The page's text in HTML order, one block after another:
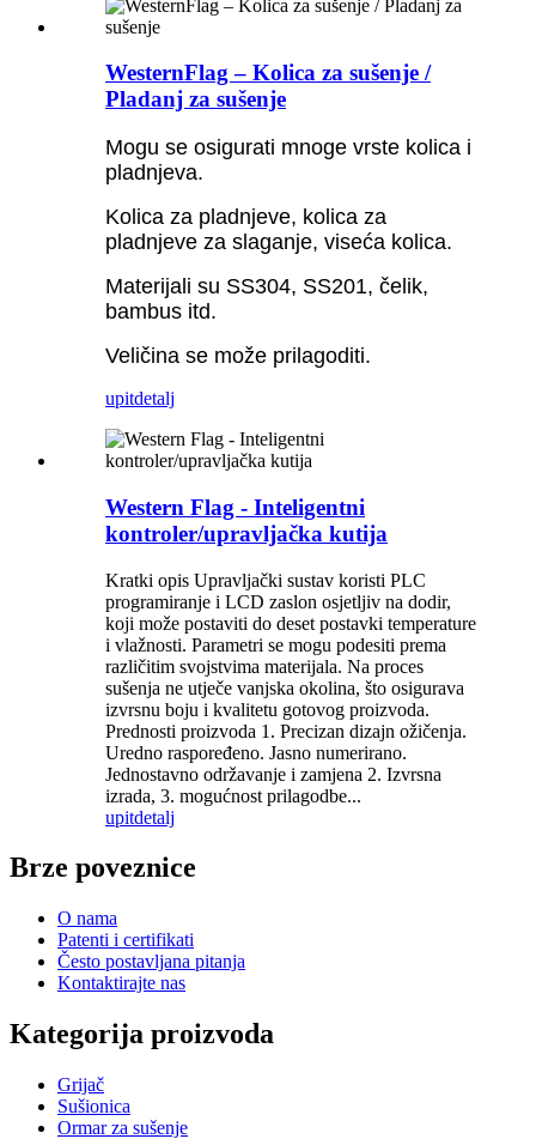
WesternFlag – Kolica za sušenje /
Pladanj za sušenje
Mogu se osigurati mnoge vrste kolica i
pladnjeva.
Kolica za pladnjeve, kolica za
pladnjeve za slaganje, viseća kolica.
Materijali su SS304, SS201, čelik,
bambus itd.
Veličina se može prilagoditi.
upitdetalj
Western Flag - Inteligentni
kontroler/upravljačka kutija
Kratki opis Upravljački sustav koristi PLC
programiranje i LCD zaslon osjetljiv na dodir,
koji može postaviti do deset postavki temperature
i vlažnosti. Parametri se mogu podesiti prema
različitim svojstvima materijala. Na proces
sušenja ne utječe vanjska okolina, što osigurava
izvrsnu boju i kvalitetu gotovog proizvoda.
Prednosti proizvoda 1. Precizan dizajn ožičenja.
Uredno raspoređeno. Jasno numerirano.
Jednostavno održavanje i zamjena 2. Izvrsna
izrada, 3. mogućnost prilagodbe...
upitdetalj
Brze poveznice
O nama
Patenti i certifikati
Često postavljana pitanja
Kontaktirajte nas
Kategorija proizvoda
Grijač
Sušionica
Ormar za sušenje